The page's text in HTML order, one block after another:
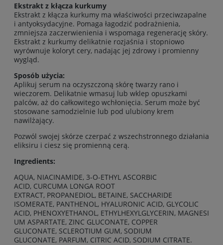
Ekstrakt z kłącza kurkumy
Ekstrakt z kłącza kurkumy ma właściwości przeciwzapalne
i antyoksydacyjne. Pomaga łagodzić podrażnienia,
zmniejsza zaczerwienienia i wspomaga regenerację skóry.
Ekstrakt z kurkumy delikatnie rozjaśnia i stopniowo
wyrównuje koloryt cery, nadając jej zdrowy i promienny
wygląd.
Sposób użycia:
Aplikuj serum na oczyszczoną skórę twarzy rano i
wieczorem. Delikatnie wmasuj lub wklep opuszkami
palców, aż do całkowitego wchłonięcia. Serum może być
stosowane samodzielnie lub pod ulubiony krem
nawilżający.
Pozwól swojej skórze czerpać z wszechstronnego działania
eliksiru i ciesz się promienną cerą.
Ingredients:
AQUA, NIACINAMIDE, 3-O-ETHYL ASCORBIC
ACID, CURCUMA LONGA ROOT
EXTRACT, PROPANEDIOL, BETAINE, SACCHARIDE
ISOMERATE, PANTHENOL, HYALURONIC ACID, GLYCOLIC
ACID, PHENOXYETHANOL, ETHYLHEXYLGLYCERIN, MAGNESI
UM ASPARTATE, ZINC GLUCONATE, COPPER
GLUCONATE, SCLEROTIUM GUM, SODIUM
GLUCONATE, PARFUM, CITRIC ACID, SODIUM CITRATE.